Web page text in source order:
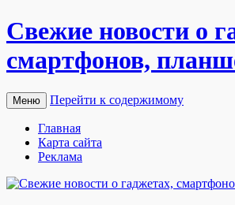
Свежие новости о
смартфонов,
Меню Перейти к содержимому
Главная
Карта сайта
Реклама